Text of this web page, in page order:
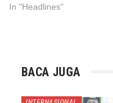
In "Headlines"
BACA JUGA